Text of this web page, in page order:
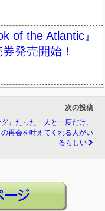
of the Atlantic』
発売開始！
次の投稿
グ』たった一人と一度だけ、
再会を叶えてくれる人がい
るらしい